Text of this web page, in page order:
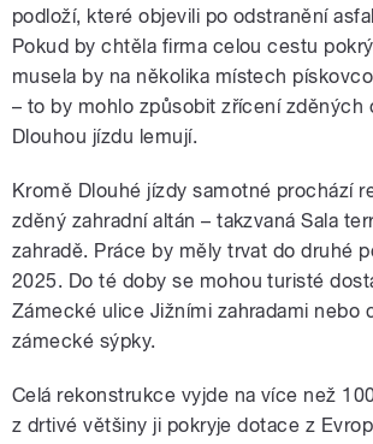
podloží, které objevili po odstranění
Pokud by chtěla firma celou cestu
musela by na několika místech
– to by mohlo způsobit zřícení zděných
Dlouhou jízdu lemují.
Kromě Dlouhé jízdy samotné prochází
zděný zahradní altán – takzvaná Sala
zahradě. Práce by měly trvat do druhé
2025. Do té doby se mohou turisté
Zámecké ulice Jižními zahradami nebo
zámecké sýpky.
Celá rekonstrukce vyjde na více než
z drtivé většiny ji pokryje dotace z